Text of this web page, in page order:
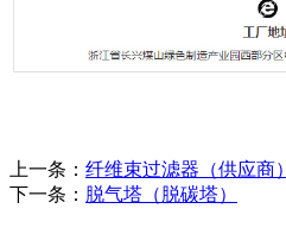
上一条： 纤维束过滤器（供应商）
下一条： 脱气塔（脱碳塔）